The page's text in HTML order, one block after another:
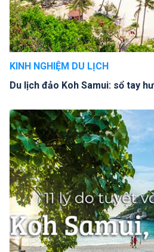
KINH NGHIỆM DU LỊCH
Du lịch đảo Koh Samui: sổ tay